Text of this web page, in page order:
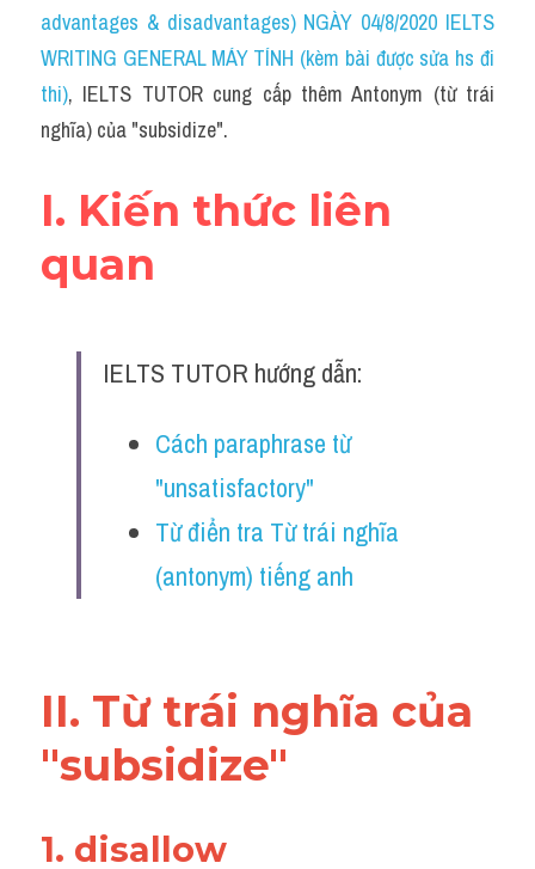
Idiom
Grammar
Collocation
Cách dùng từ
Phân biệt từ
Writing
advantages & disadvantages) NGÀY 04/8/2020 IELTS
WRITING GENERAL MÁY TÍNH (kèm bài được sửa hs đi
thi), IELTS TUTOR cung cấp thêm Antonym (từ trái
nghĩa) của "subsidize".
I. Kiến thức liên
quan
IELTS TUTOR hướng dẫn:
Cách paraphrase từ
"unsatisfactory"
Từ điển tra Từ trái nghĩa
(antonym) tiếng anh
II. Từ trái nghĩa của
"subsidize"
1. disallow